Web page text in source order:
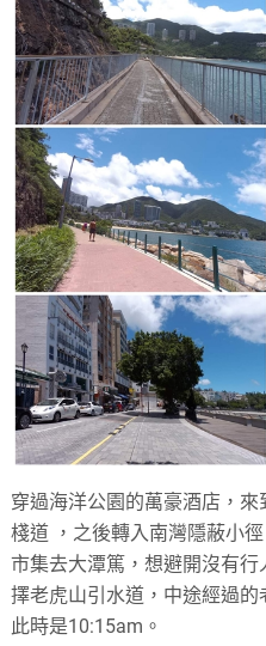
穿過海洋公園的萬豪酒店，
棧道 ，之後轉入南灣隱蔽小
市集去大潭篤，想避開沒有
擇老虎山引水道，中途經過的
此時是10:15am。